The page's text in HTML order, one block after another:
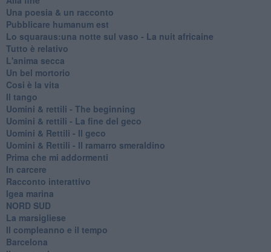
Una poesia & un racconto
Pubblicare humanum est
Lo squaraus:una notte sul vaso - La nuit africaine
Tutto è relativo
L'anima secca
Un bel mortorio
Cosi è la vita
Il tango
​Uomini & rettili - The beginning
​Uomini & rettili - La fine del geco
Uomini & Rettili - Il geco
Uomini & Rettili - Il ramarro smeraldino
Prima che mi addormenti
In carcere
Racconto interattivo
Igea marina
​NORD SUD
La marsigliese
Il compleanno e il tempo
Barcelona